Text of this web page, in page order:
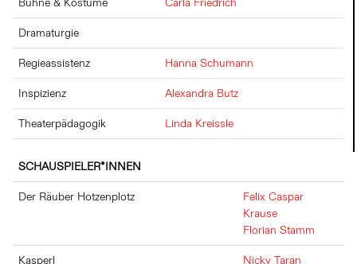
Dramaturgie
Regieassistenz
Hanna Schumann
Inspizienz
Alexandra Butz
Theaterpädagogik
Linda Kreissle
SCHAUSPIELER*INNEN
Der Räuber Hotzenplotz
Felix Caspar
Krause
Florian Stamm
Kasperl
Nicky Taran